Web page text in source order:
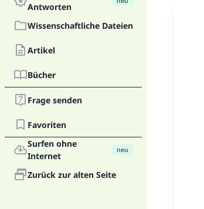
Antworten
Wissenschaftliche Dateien
Artikel
Bücher
Frage senden
Favoriten
Surfen ohne
Internet
neu
Zurück zur alten Seite